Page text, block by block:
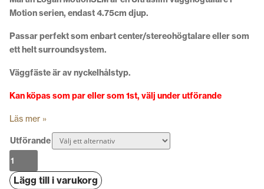
Motion serien, endast 4.75cm djup.
Passar perfekt som enbart center/stereohögtalare eller som
ett helt surroundsystem.
Väggfäste är av nyckelhålstyp.
Kan köpas som par eller som 1st, välj under utförande
Läs mer »
Utförande
Martin
Logan
Motion
Lägg till i varukorg